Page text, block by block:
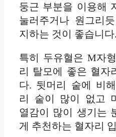
둥근 부분을 이용해
눌러주거나 원그리
지하는 것이 좋습니다.
특히 두유혈은 M자
리 탈모에 좋은 혈자
다. 뒷머리 숱에 비
리 숱이 많이 없고
열감이 많이 생기는
게 추천하는 혈자리